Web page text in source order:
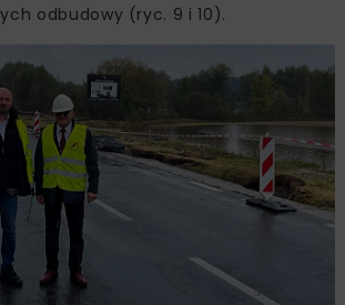
odbudowy (ryc. 9 i 10).